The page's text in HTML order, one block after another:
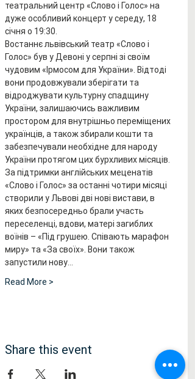
театральний центр «Слово і Голос» на
дуже особливий концерт у середу, 18
січня о 19:30.
Востаннє львівський театр «Слово і
Голос» був у Девоні у серпні зі своїм
чудовим «Ірмосом для України». Відтоді
вони продовжували зберігати та
відроджувати культурну спадщину
України, залишаючись важливим
простором для внутрішньо переміщених
українців, а також збирали кошти та
забезпечували необхідне для народу
України протягом цих бурхливих місяців.
За підтримки англійських меценатів
«Слово і Голос» за останні чотири місяці
створили у Львові дві нові вистави, в
яких безпосередньо брали участь
переселенці, вдови, матері загиблих
воїнів – «Під грушею. Співають марафон
миру» та «За своїх». Вони також
запустили нову…
Read More >
Share this event